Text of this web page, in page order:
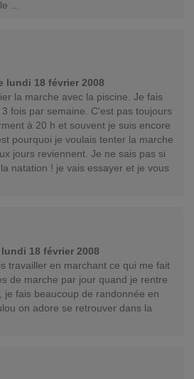
...
lundi 18 février 2008
la marche avec la piscine. Je fais
fois par semaine. C'est pas toujours
à 20 h et souvent je suis encore
pourquoi je voulais tenter la marche
jours reviennent. Je ne sais pas si
natation ! je vais essayer et je vous
lundi 18 février 2008
travailler en marchant ce qui me fait
de marche par jour quand je rentre
je fais beaucoup de randonnée en
on adore se retrouver dans la